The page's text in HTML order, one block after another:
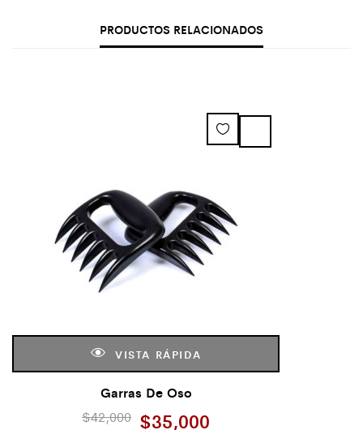
PRODUCTOS RELACIONADOS
VISTA RÁPIDA
Garras De Oso
$42,000 $35,000